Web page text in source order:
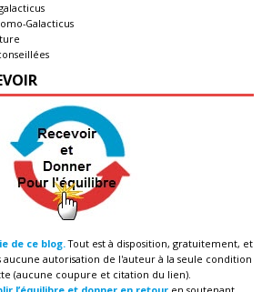
Galacticus
de ce blog.Tout est à disposition, gratuitement, et
autorisation de l'auteur à la seule condition
(aucune coupure et citation du lien).